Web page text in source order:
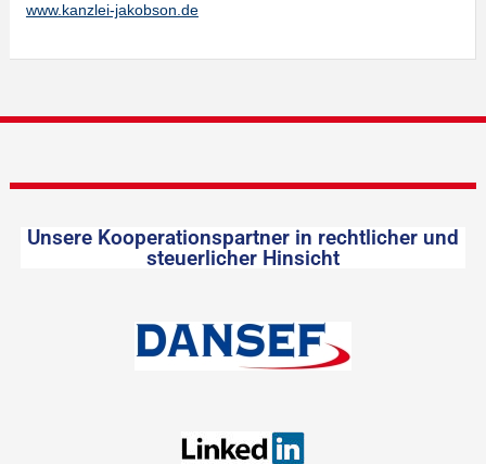
www.kanzlei-jakobson.de
Unsere Kooperationspartner in rechtlicher und
steuerlicher Hinsicht